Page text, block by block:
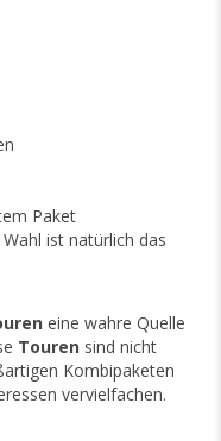
Paket
ist natürlich das
eine wahre Quelle
Touren sind nicht
Kombipaketen
vervielfachen.